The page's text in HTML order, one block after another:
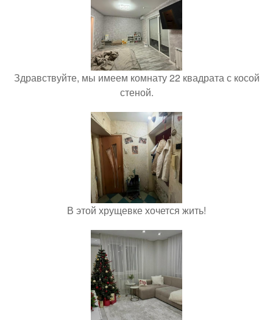
Здравствуйте, мы имеем комнату 22 квадрата с косой
стеной.
В этой хрущевке хочется жить!